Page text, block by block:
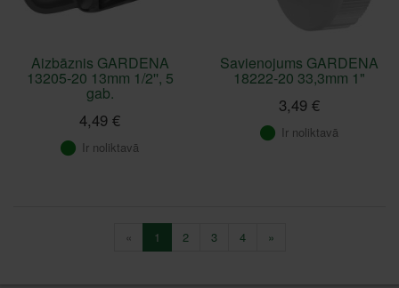
Aizbāznis GARDENA
13205-20 13mm 1/2'', 5
gab.
4,49 €
Ir noliktavā
Savienojums GARDENA
18222-20 33,3mm 1"
3,49 €
Ir noliktavā
« 1 2 3 4 »